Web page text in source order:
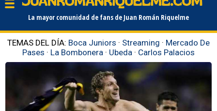
La mayor comunidad de fans de Juan Román Riquelme
TEMAS DEL DÍA: Boca Juniors · Streaming · Mercado De
Pases · La Bombonera · Ubeda · Carlos Palacios